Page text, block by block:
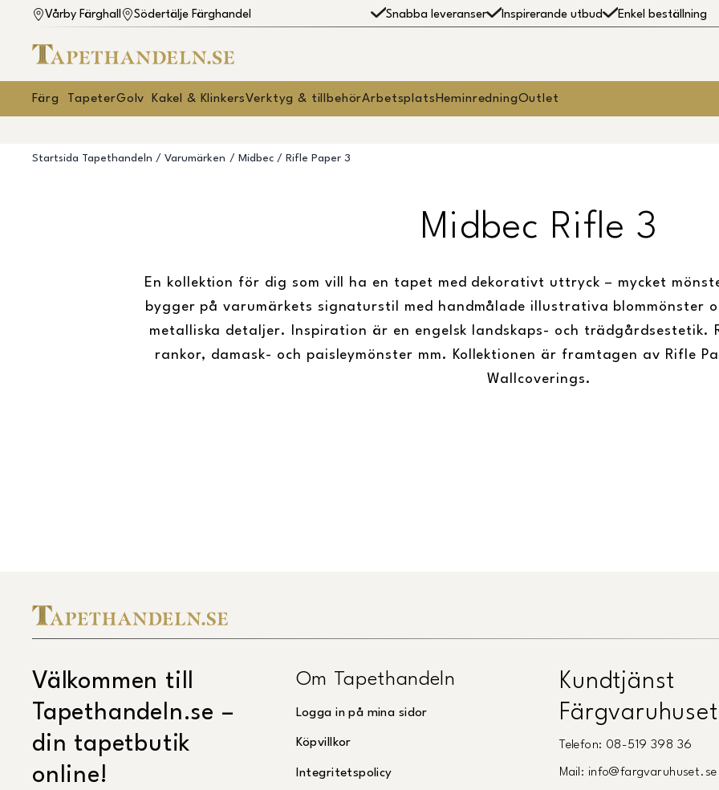
Vårby Färghall Södertälje Färghandel Snabba leveranser Inspirerande utbud Enkel beställning
Färg TapeterGolv Kakel & KlinkersVerktyg & tillbehörArbetsplats HeminredningOutlet
Startsida Tapethandeln Varumärken Midbec Rifle Paper 3
Midbec Rifle 3
En kollektion för dig som vill ha en tapet med dekorativt uttryck – mycket
bygger på varumärkets signaturstil med handmålade illustrativa blommönster
metalliska detaljer. Inspiration är en engelsk landskaps- och trädgårdsestetik.
rankor, damask- och paisleymönster mm. Kollektionen är framtagen av Rifle
Wallcoverings.
Välkommen till
Tapethandeln.se –
din tapetbutik
online!
Om Tapethandeln
Logga in på mina sidor
Köpvillkor
Integritetspolicy
Kundtjänst
Telefon: 08-519 398 36
Mail: info@fargvaruhuset.se